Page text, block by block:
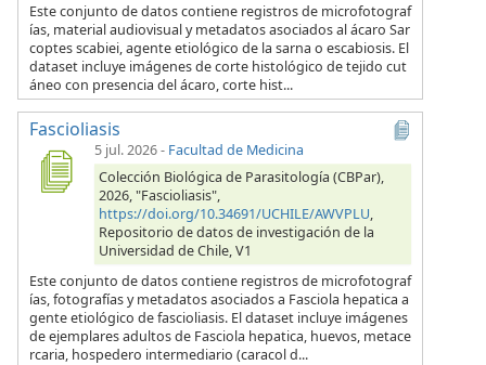
Este conjunto de datos contiene registros de microfotograf
ías, material audiovisual y metadatos asociados al ácaro Sar
coptes scabiei, agente etiológico de la sarna o escabiosis. El
dataset incluye imágenes de corte histológico de tejido cut
áneo con presencia del ácaro, corte hist...
Fascioliasis
5 jul. 2026- Facultad de Medicina
Colección Biológica de Parasitología (CBPar),
2026, "Fascioliasis",
https://doi.org/10.34691/UCHILE/AWVPLU,
Repositorio de datos de investigación de la
Universidad de Chile, V1
Este conjunto de datos contiene registros de microfotograf
ías, fotografías y metadatos asociados a Fasciola hepatica a
gente etiológico de fascioliasis. El dataset incluye imágenes
de ejemplares adultos de Fasciola hepatica, huevos, metace
rcaria, hospedero intermediario (caracol d...